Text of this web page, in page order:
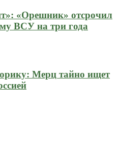
«Орешник» отсрочил
ВСУ на три года
Мерц тайно ищет